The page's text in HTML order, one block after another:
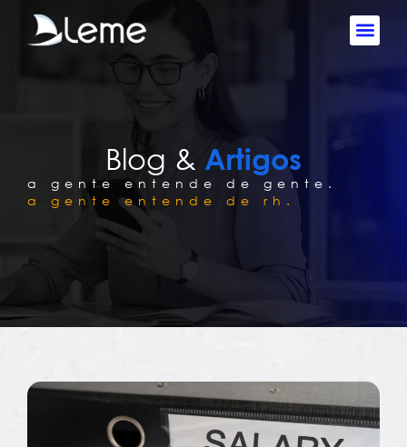
Blog & Artigos
a gente entende de gente.
a gente entende de rh.